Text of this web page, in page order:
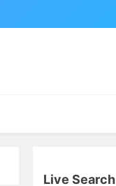
Live Search